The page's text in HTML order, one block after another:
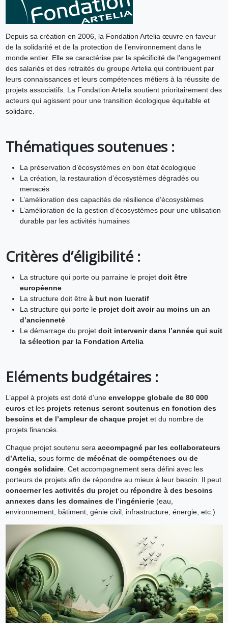
Depuis sa création en 2006, la Fondation Artelia œuvre en faveur
de la solidarité et de la protection de l’environnement dans le
monde entier. Elle se caractérise par la spécificité de l’engagement
des salariés et des retraités du groupe Artelia qui contribuent par
leurs connaissances et leurs compétences métiers à la réussite de
projets associatifs. La Fondation Artelia soutient prioritairement des
acteurs qui agissent pour une transition écologique équitable et
solidaire.
Thématiques soutenues :
La préservation d’écosystèmes en bon état écologique
La création, la restauration d’écosystèmes dégradés ou
menacés
L’amélioration des capacités de résilience d’écosystèmes
L’amélioration de la gestion d’écosystèmes pour une utilisation
durable par les activités humaines
Critères d’éligibilité :
La structure qui porte ou parraine le projet doit être
européenne
La structure doit être à but non lucratif
La structure qui porte le projet doit avoir au moins un an
d’ancienneté
Le démarrage du projet doit intervenir dans l’année qui suit
la sélection par la Fondation Artelia
Eléments budgétaires :
L’appel à projets est doté d’uneenveloppe globale de 80 000
euroset les projets retenus seront soutenus en fonction des
besoins et de l’ampleur de chaque projet et du nombre de
projets financés.
Chaque projet soutenu sera accompagné par les collaborateurs
d’Artelia, sous forme de mécénat de compétences ou de
congés solidaire. Cet accompagnement sera défini avec les
porteurs de projets afin de répondre au mieux à leur besoin. Il peut
concerner les activités du projet ou répondre à des besoins
annexes dans les domaines de l’ingénierie(eau,
environnement, bâtiment, génie civil, infrastructure, énergie, etc.)